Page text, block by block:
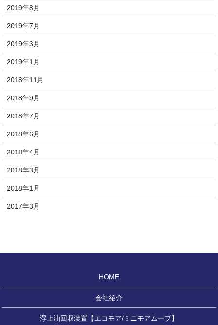
2019年8月
2019年7月
2019年3月
2019年1月
2018年11月
2018年9月
2018年7月
2018年6月
2018年4月
2018年3月
2018年1月
2017年3月
HOME
会社紹介
浮上油回収装置【エコモア/ミニモアムーブ】